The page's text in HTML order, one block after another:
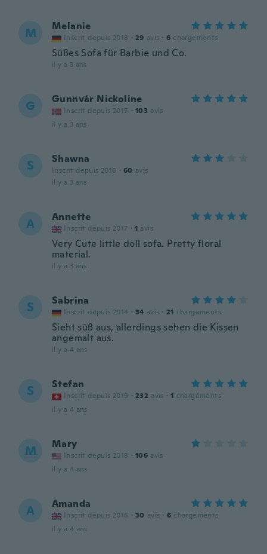
M Melanie
Inscrit depuis 2018 · 29 avis · 6 chargements
Süßes Sofa für Barbie und Co.
il y a 3 ans
G Gunnvår Nickoline
Inscrit depuis 2015 · 103 avis
il y a 3 ans
S Shawna
Inscrit depuis 2018 · 60 avis
il y a 3 ans
A Annette
Inscrit depuis 2017 · 1 avis
Very Cute little doll sofa. Pretty floral
material.
il y a 3 ans
S Sabrina
Inscrit depuis 2014 · 34 avis · 21 chargements
Sieht süß aus, allerdings sehen die Kissen
angemalt aus.
il y a 4 ans
S Stefan
Inscrit depuis 2019 · 232 avis · 1 chargements
il y a 4 ans
M Mary
Inscrit depuis 2018 · 106 avis
il y a 4 ans
A Amanda
Inscrit depuis 2016 · 30 avis · 6 chargements
il y a 4 ans